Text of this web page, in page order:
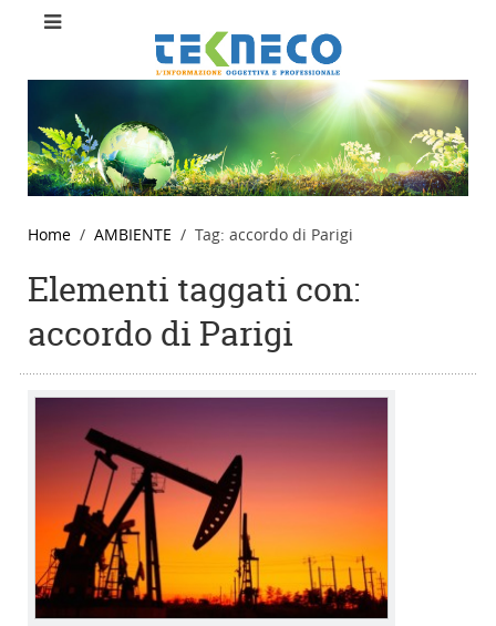
Home AMBIENTE Tag: accordo di Parigi
Elementi taggati con:
accordo di Parigi